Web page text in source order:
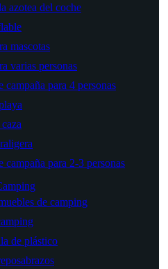
azotea del coche
mascotas
varias personas
campaña para 4 personas
campaña para 2-3 personas
de camping
de plástico